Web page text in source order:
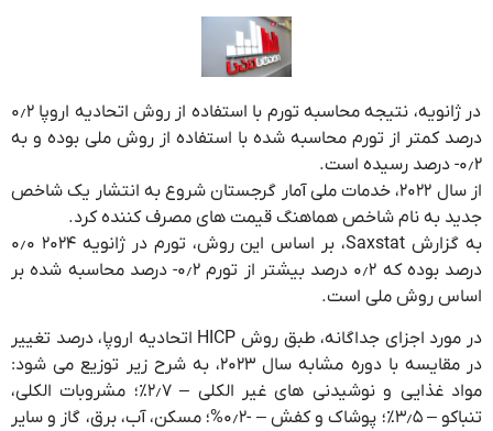
در ژانویه، نتیجه محاسبه تورم با استفاده از روش اتحادیه اروپا ۰٫۲
درصد کمتر از تورم محاسبه شده با استفاده از روش ملی بوده و به
۰٫۲- درصد رسیده است.
از سال ۲۰۲۲، خدمات ملی آمار گرجستان شروع به انتشار یک شاخص
جدید به نام شاخص هماهنگ قیمت های مصرف کننده کرد.
به گزارش Saxstat، بر اساس این روش، تورم در ژانویه ۲۰۲۴ ۰٫۰
درصد بوده که ۰٫۲ درصد بیشتر از تورم ۰٫۲- درصد محاسبه شده بر
اساس روش ملی است.
در مورد اجزای جداگانه، طبق روش HICP اتحادیه اروپا، درصد تغییر
در مقایسه با دوره مشابه سال ۲۰۲۳، به شرح زیر توزیع می شود:
مواد غذایی و نوشیدنی های غیر الکلی – ۲٫۷٪؛ مشروبات الکلی،
تنباکو – ۳٫۵٪؛ پوشاک و کفش – -۰٫۲%؛ مسکن، آب، برق، گاز و سایر